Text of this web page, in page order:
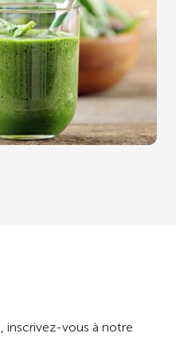
inscrivez-vous à notre